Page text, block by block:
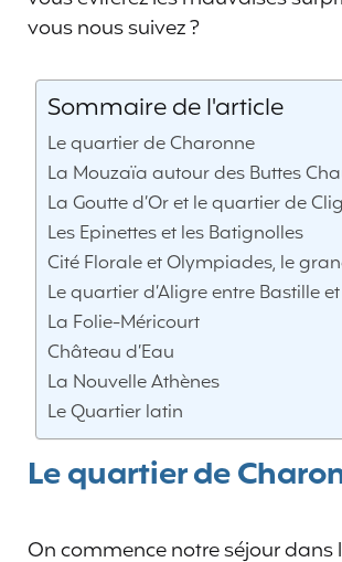
vous nous suivez ?
Sommaire de l'article
Le quartier de Charonne
La Mouzaïa autour des Buttes
La Goutte d’Or et le quartier de
Les Epinettes et les Batignolles
Cité Florale et Olympiades, le
Le quartier d’Aligre entre Bastille
La Folie-Méricourt
Château d’Eau
La Nouvelle Athènes
Le Quartier latin
Le quartier de
On commence notre séjour dans